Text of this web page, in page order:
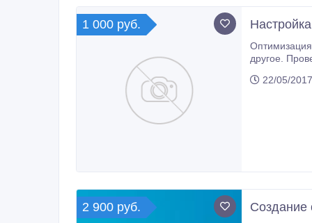
1 000 руб.
Оптимизация, настройка и ускорение загрузки вашего сайта. Добавление иконок, модулей, редактирование контента и
другое.
22/05/
2 900 руб. Сoздaниe